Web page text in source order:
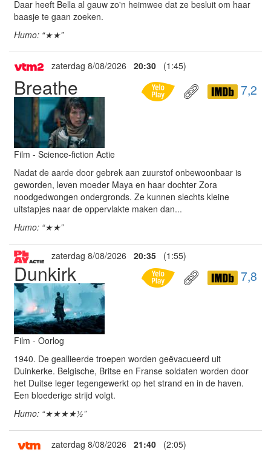
Daar heeft Bella al gauw zo'n heimwee dat ze besluit om haar
baasje te gaan zoeken.
Humo: “★★”
zaterdag 8/08/2026 20:30 (1:45)
Breathe 7,2
Film - Science-fiction Actie
Nadat de aarde door gebrek aan zuurstof onbewoonbaar is
geworden, leven moeder Maya en haar dochter Zora
noodgedwongen ondergronds. Ze kunnen slechts kleine
uitstapjes naar de oppervlakte maken dan...
Humo: “★★”
zaterdag 8/08/2026 20:35 (1:55)
Dunkirk 7,8
Film - Oorlog
1940. De geallieerde troepen worden geëvacueerd uit
Duinkerke. Belgische, Britse en Franse soldaten worden door
het Duitse leger tegengewerkt op het strand en in de haven.
Een bloederige strijd volgt.
Humo: “★★★★½”
zaterdag 8/08/2026 21:40 (2:05)